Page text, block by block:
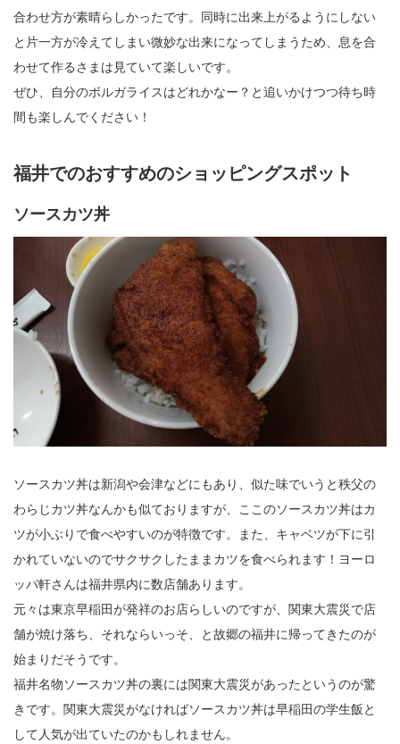
合わせ方が素晴らしかったです。同時に出来上がるようにしない
と片一方が冷えてしまい微妙な出来になってしまうため、息を合
わせて作るさまは見ていて楽しいです。
ぜひ、自分のボルガライスはどれかなー？と追いかけつつ待ち時
間も楽しんでください！
福井でのおすすめのショッピングスポット
ソースカツ丼
ソースカツ丼は新潟や会津などにもあり、似た味でいうと秩父の
わらじカツ丼なんかも似ておりますが、ここのソースカツ丼はカ
ツが小ぶりで食べやすいのが特徴です。また、キャベツが下に引
かれていないのでサクサクしたままカツを食べられます！ヨーロ
ッパ軒さんは福井県内に数店舗あります。
元々は東京早稲田が発祥のお店らしいのですが、関東大震災で店
舗が焼け落ち、それならいっそ、と故郷の福井に帰ってきたのが
始まりだそうです。
福井名物ソースカツ丼の裏には関東大震災があったというのが驚
きです。関東大震災がなければソースカツ丼は早稲田の学生飯と
して人気が出ていたのかもしれません。